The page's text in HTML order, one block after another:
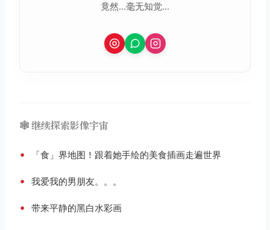
竟然...毫无知觉...
🕸️ 继续探索影像宇宙
• 「食」界地图！跟着她手绘的美食插画走遍世界
• 我爱我的男朋友。。。
• 带来平静的黑白水彩画